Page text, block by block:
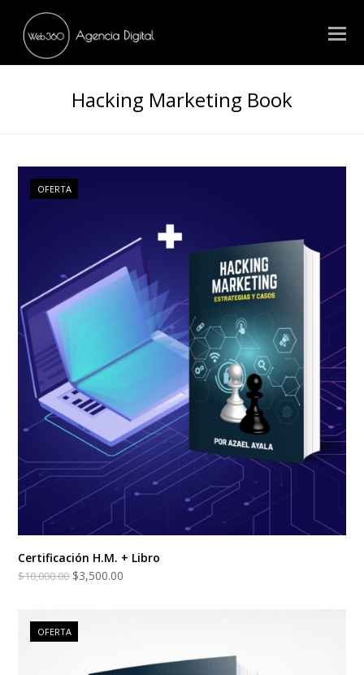
Hacking Marketing Book
OFERTA
Certificación H.M. + Libro
$10,000.00 $3,500.00
OFERTA